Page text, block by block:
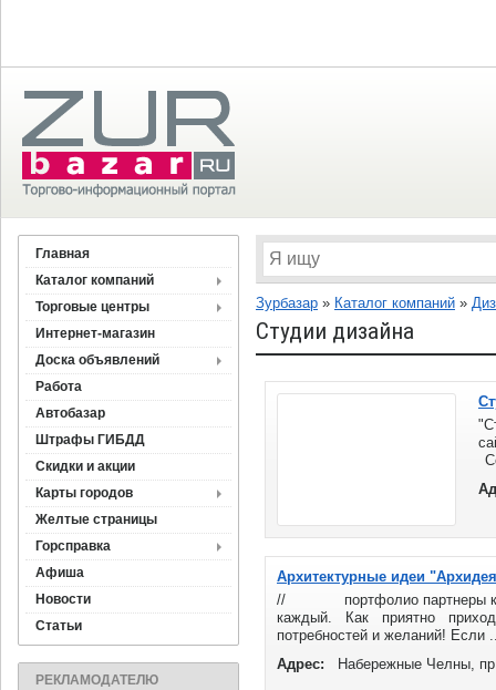
Главная
Каталог компаний
Торговые центры
Интернет-магазин
Доска объявлений
Работа
Автобазар
Штрафы ГИБДД
Скидки и акции
Карты городов
Желтые страницы
Горсправка
Афиша
Новости
Статьи
РЕКЛАМОДАТЕЛЮ
Зурбазар » Каталог компаний »
Студии дизайна
Архитектурные идеи
// портфолио партнеры
каждый. Как приятно
потребностей и желаний! Если
Адрес:
Набережные Челны,